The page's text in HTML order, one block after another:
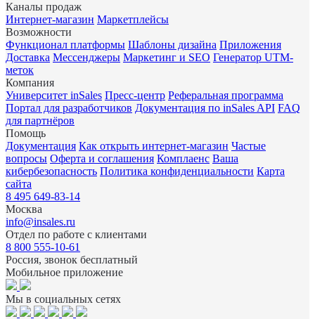
Каналы продаж
Интернет-магазин Маркетплейсы
Возможности
Функционал платформы Шаблоны дизайна Приложения
Доставка Мессенджеры Маркетинг и SEO Генератор UTM-
меток
Компания
Университет inSales Пресс-центр Реферальная программа
Портал для разработчиков Документация по inSales API FAQ
для партнёров
Помощь
Документация Как открыть интернет-магазин Частые
вопросы Оферта и соглашения Комплаенс Ваша
кибербезопасность Политика конфиденциальности Карта
сайта
8 495 649-83-14
Москва
info@insales.ru
Отдел по работе с клиентами
8 800 555-10-61
Россия, звонок бесплатный
Мобильное приложение
Мы в социальных сетях